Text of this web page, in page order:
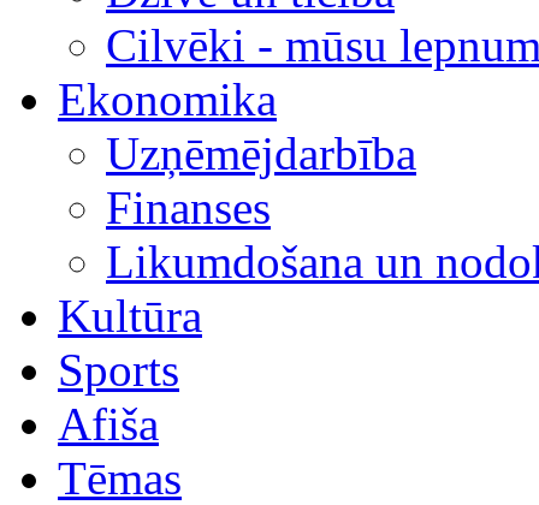
Cilvēki - mūsu
Ekonomika
Uzņēmējdarbība
Finanses
Likumdošana un
Kultūra
Sports
Afiša
Tēmas